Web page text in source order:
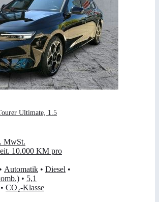
Ultimate, 1.5
MwSt.
. 10.000 KM pro
• Automatik • Diesel •
• 5,1
• CO₂-Klasse